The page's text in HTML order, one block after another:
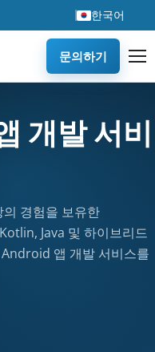
한국어
문의하기
개발 서비
경험을 보유한
Java 및 하이브리드
앱 개발 서비스를